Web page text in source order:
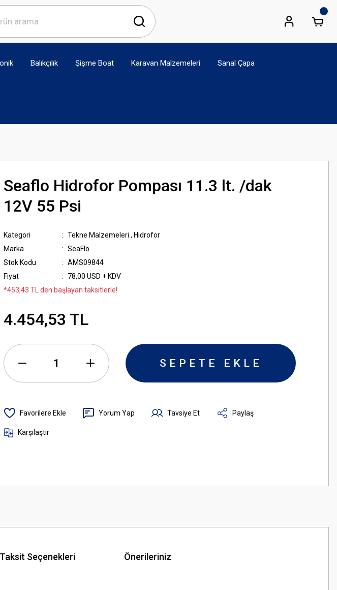
Balıkçılık Şişme Boat Karavan Malzemeleri Sanal Çapa
Seaflo Hidrofor Pompası 11.3 lt. /dak
12V 55 Psi
Kategori Tekne Malzemeleri , Hidrofor
Marka
SeaFlo
Stok Kodu
AMS09844
Fiyat
78,00 USD + KDV
*453,43 TL den başlayan taksitlerle!
4.454,53 TL
SEPETE EKLE
Yorum Yap Tavsiye Et Paylaş
Karşılaştır
Taksit Seçenekleri Önerileriniz